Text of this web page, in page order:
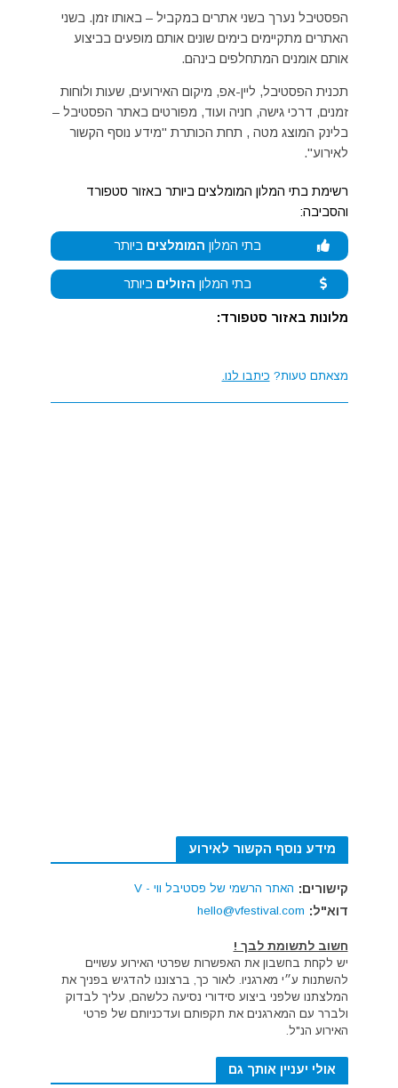
הפסטיבל נערך בשני אתרים במקביל – באותו זמן. בשני
האתרים מתקיימים בימים שונים אותם מופעים בביצוע
אותם אומנים המתחלפים בינהם.
תכנית הפסטיבל, ליין-אפ, מיקום האירועים, שעות ולוחות
זמנים, דרכי גישה, חניה ועוד, מפורטים באתר הפסטיבל –
בלינק המוצג מטה , תחת הכותרת "מידע נוסף הקשור
לאירוע".
רשימת בתי המלון המומלצים ביותר באזור סטפורד
והסביבה:
בתי המלון המומלצים ביותר
בתי המלון הזולים ביותר
מלונות באזור סטפורד:
מצאתם טעות? כיתבו לנו.
מידע נוסף הקשור לאירוע
קישורים: האתר הרשמי של פסטיבל ווי - V
דוא"ל: hello@vfestival.com
חשוב לתשומת לבך !
יש לקחת בחשבון את האפשרות שפרטי האירוע עשויים
להשתנות ע״י מארגניו. לאור כך, ברצוננו להדגיש בפניך את
המלצתנו שלפני ביצוע סידורי נסיעה כלשהם, עליך לבדוק
ולברר עם המארגנים את תקפותם ועדכניותם של פרטי
האירוע הנ"ל.
אולי יעניין אותך גם